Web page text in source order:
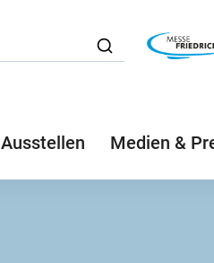
Ausstellen Medien &